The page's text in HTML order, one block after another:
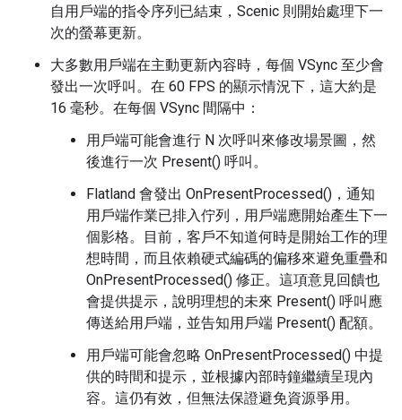
自用戶端的指令序列已結束，Scenic 則開始處理下一
次的螢幕更新。
大多數用戶端在主動更新內容時，每個 VSync 至少會
發出一次呼叫。在 60 FPS 的顯示情況下，這大約是
16 毫秒。在每個 VSync 間隔中：
用戶端可能會進行 N 次呼叫來修改場景圖，然
後進行一次 Present() 呼叫。
Flatland 會發出 OnPresentProcessed()，通知
用戶端作業已排入佇列，用戶端應開始產生下一
個影格。目前，客戶不知道何時是開始工作的理
想時間，而且依賴硬式編碼的偏移來避免重疊和
OnPresentProcessed() 修正。這項意見回饋也
會提供提示，說明理想的未來 Present() 呼叫應
傳送給用戶端，並告知用戶端 Present() 配額。
用戶端可能會忽略 OnPresentProcessed() 中提
供的時間和提示，並根據內部時鐘繼續呈現內
容。這仍有效，但無法保證避免資源爭用。